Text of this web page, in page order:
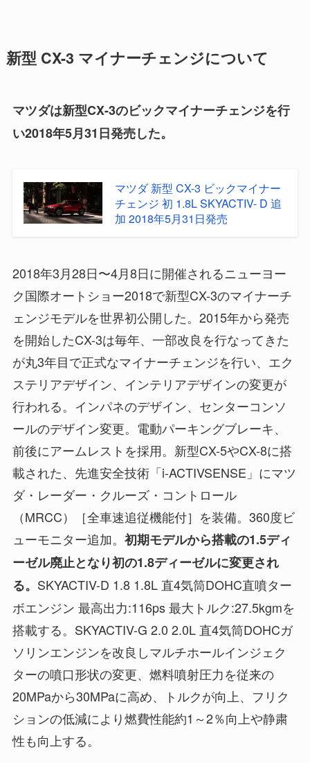
新型 CX-3 マイナーチェンジについて
マツダは新型CX-3のビックマイナーチェンジを行
い2018年5月31日発売した。
マツダ 新型 CX-3 ビックマイナー
チェンジ 初 1.8L SKYACTIV- D 追
加 2018年5月31日発売
2018年3月28日〜4月8日に開催されるニューヨー
ク国際オートショー2018で新型CX-3のマイナーチ
ェンジモデルを世界初公開した。2015年から発売
を開始したCX-3は毎年、一部改良を行なってきた
が丸3年目で正式なマイナーチェンジを行い、エク
ステリアデザイン、インテリアデザインの変更が
行われる。インパネのデザイン、センターコンソ
ールのデザイン変更。電動パーキングブレーキ、
前後にアームレストを採用。新型CX-5やCX-8に搭
載された、先進安全技術「i-ACTIVSENSE」にマツ
ダ・レーダー・クルーズ・コントロール
（MRCC）［全車速追従機能付］を装備。360度ビ
ューモニター追加。 初期モデルから搭載の1.5ディ
ーゼル廃止となり初の1.8ディーゼルに変更され
る。 SKYACTIV-D 1.8 1.8L 直4気筒DOHC直噴ター
ボエンジン 最高出力:116ps 最大トルク:27.5kgmを
搭載する。SKYACTIV-G 2.0 2.0L 直4気筒DOHCガ
ソリンエンジンを改良しマルチホールインジェク
ターの噴口形状の変更、燃料噴射圧力を従来の
20MPaから30MPaに高め、トルクが向上、フリク
ションの低減により燃費性能約1～2％向上や静粛
性も向上する。